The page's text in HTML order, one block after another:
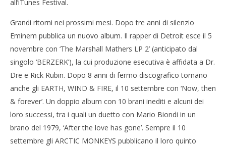
all’iTunes Festival.
Grandi ritorni nei prossimi mesi. Dopo tre anni di silenzio
Eminem pubblica un nuovo album. Il rapper di Detroit esce il 5
novembre con ‘The Marshall Mathers LP 2’ (anticipato dal
singolo ‘BERZERK’), la cui produzione esecutiva è affidata a Dr.
Dre e Rick Rubin. Dopo 8 anni di fermo discografico tornano
anche gli EARTH, WIND & FIRE, il 10 settembre con ‘Now, then
& forever’. Un doppio album con 10 brani inediti e alcuni dei
loro successi, tra i quali un duetto con Mario Biondi in un
brano del 1979, ‘After the love has gone’. Sempre il 10
settembre gli ARCTIC MONKEYS pubblicano il loro quinto